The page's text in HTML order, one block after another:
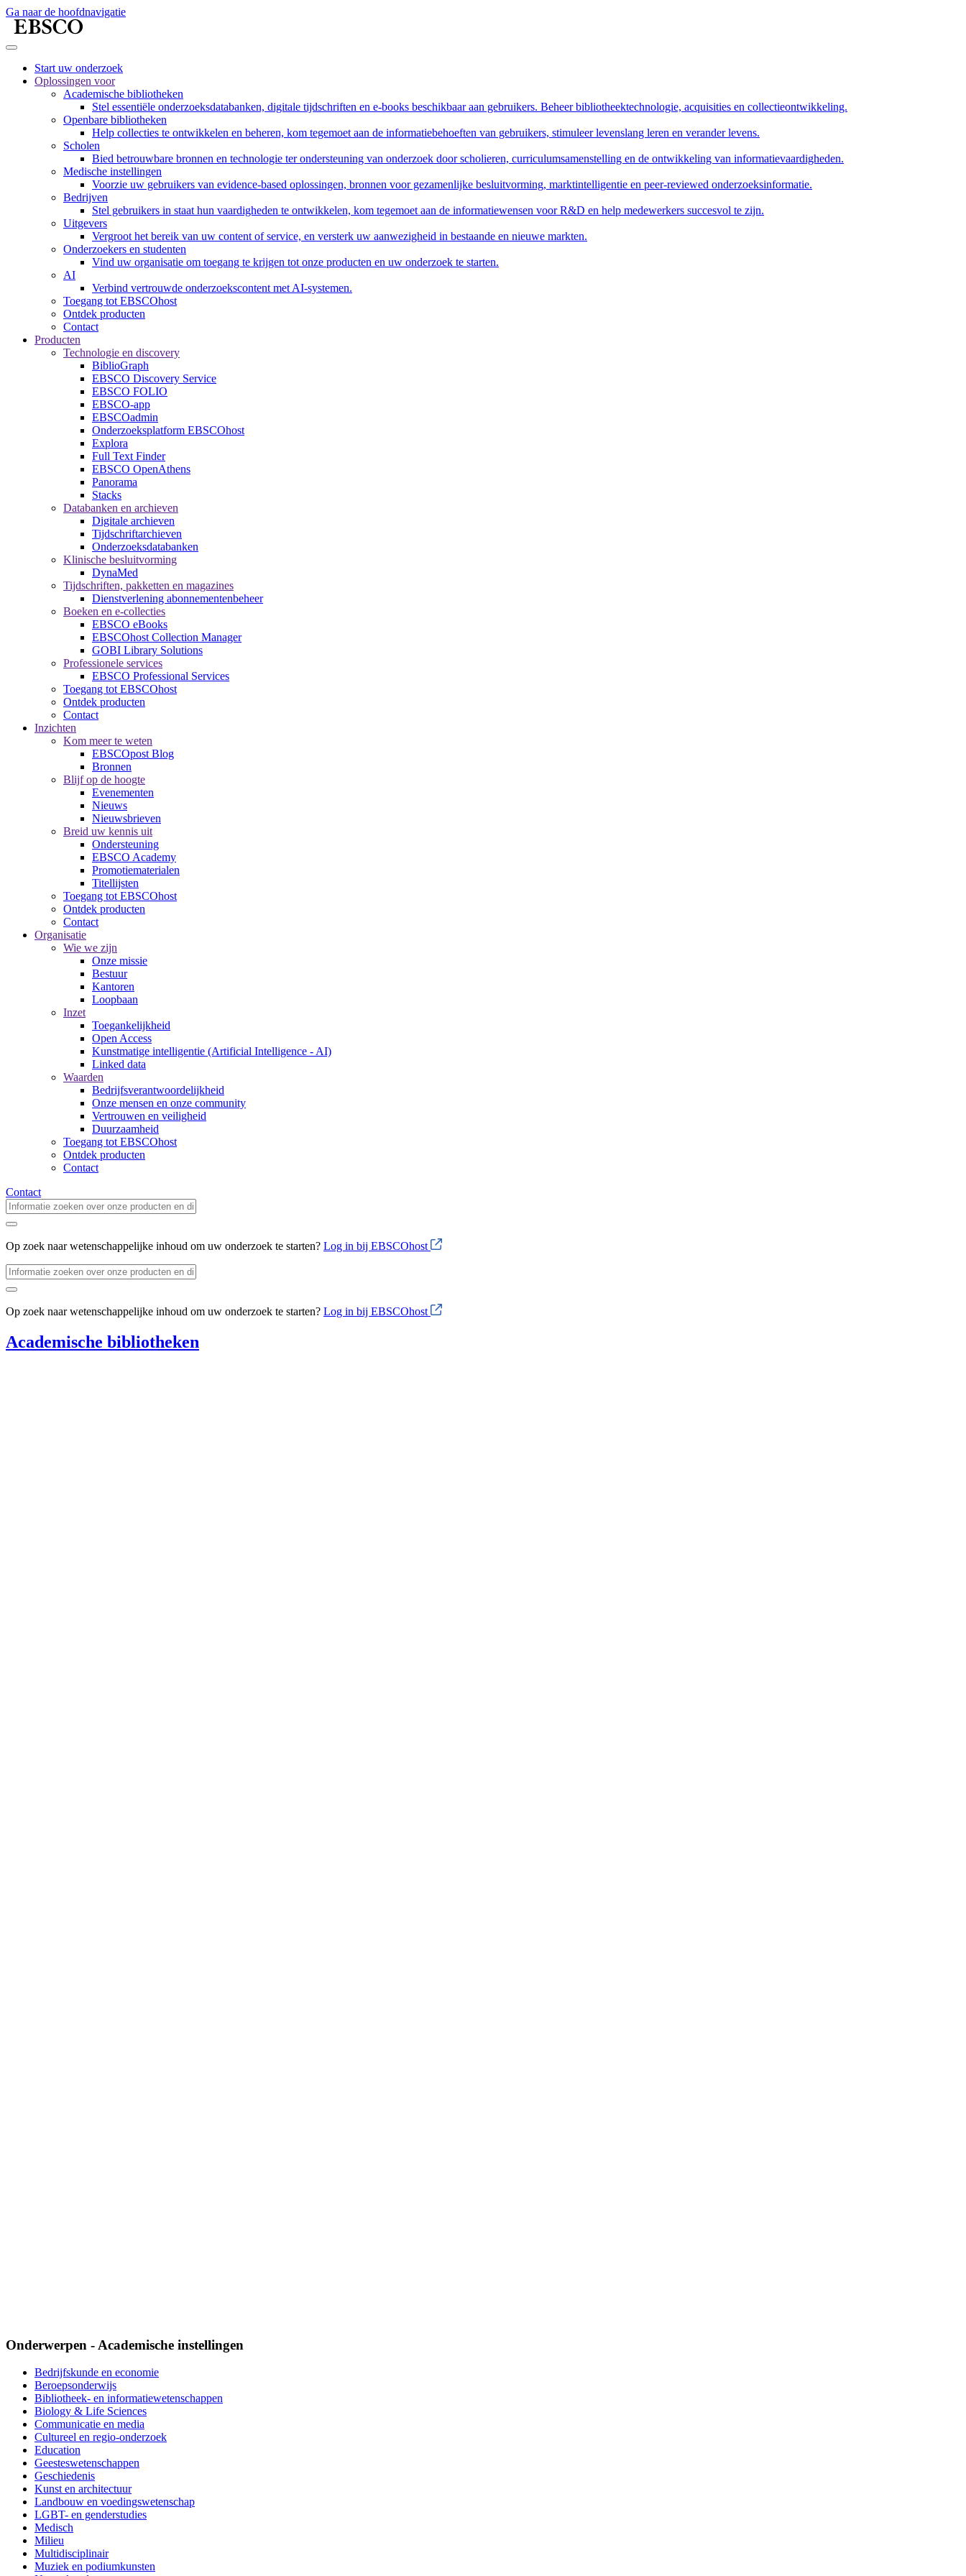
Ga naar de hoofdnavigatie
Start uw onderzoek
Oplossingen voor
Academische bibliotheken
Stel essentiële onderzoeksdatabanken, digitale tijdschriften en e-books beschikbaar aan gebruikers. Beheer bibliotheektechnologie, acquisities en collectieontwikkeling.
Openbare bibliotheken
Help collecties te ontwikkelen en beheren, kom tegemoet aan de informatiebehoeften van gebruikers, stimuleer levenslang leren en verander levens.
Scholen
Bied betrouwbare bronnen en technologie ter ondersteuning van onderzoek door scholieren, curriculumsamenstelling en de ontwikkeling van informatievaardigheden.
Medische instellingen
Voorzie uw gebruikers van evidence-based oplossingen, bronnen voor gezamenlijke besluitvorming, marktintelligentie en peer-reviewed onderzoeksinformatie.
Bedrijven
Stel gebruikers in staat hun vaardigheden te ontwikkelen, kom tegemoet aan de informatiewensen voor R&D en help medewerkers succesvol te zijn.
Uitgevers
Vergroot het bereik van uw content of service, en versterk uw aanwezigheid in bestaande en nieuwe markten.
Onderzoekers en studenten
Vind uw organisatie om toegang te krijgen tot onze producten en uw onderzoek te starten.
AI
Verbind vertrouwde onderzoekscontent met AI-systemen.
Toegang tot EBSCOhost
Ontdek producten
Contact
Producten
Technologie en discovery
BiblioGraph
EBSCO Discovery Service
EBSCO FOLIO
EBSCO-app
EBSCOadmin
Onderzoeksplatform EBSCOhost
Explora
Full Text Finder
EBSCO OpenAthens
Panorama
Stacks
Databanken en archieven
Digitale archieven
Tijdschriftarchieven
Onderzoeksdatabanken
Klinische besluitvorming
DynaMed
Tijdschriften, pakketten en magazines
Dienstverlening abonnementenbeheer
Boeken en e-collecties
EBSCO eBooks
EBSCOhost Collection Manager
GOBI Library Solutions
Professionele services
EBSCO Professional Services
Toegang tot EBSCOhost
Ontdek producten
Contact
Inzichten
Kom meer te weten
EBSCOpost Blog
Bronnen
Blijf op de hoogte
Evenementen
Nieuws
Nieuwsbrieven
Breid uw kennis uit
Ondersteuning
EBSCO Academy
Promotiematerialen
Titellijsten
Toegang tot EBSCOhost
Ontdek producten
Contact
Organisatie
Wie we zijn
Onze missie
Bestuur
Kantoren
Loopbaan
Inzet
Toegankelijkheid
Open Access
Kunstmatige intelligentie (Artificial Intelligence - AI)
Linked data
Waarden
Bedrijfsverantwoordelijkheid
Onze mensen en onze community
Vertrouwen en veiligheid
Duurzaamheid
Toegang tot EBSCOhost
Ontdek producten
Contact
Contact
Op zoek naar wetenschappelijke inhoud om uw onderzoek te starten? Log in bij EBSCOhost
Op zoek naar wetenschappelijke inhoud om uw onderzoek te starten? Log in bij EBSCOhost
Academische bibliotheken
Onderwerpen - Academische instellingen
Bedrijfskunde en economie
Beroepsonderwijs
Bibliotheek- en informatiewetenschappen
Biology & Life Sciences
Communicatie en media
Cultureel en regio-onderzoek
Education
Geesteswetenschappen
Geschiedenis
Kunst en architectuur
Landbouw en voedingswetenschap
LGBT- en genderstudies
Medisch
Milieu
Multidisciplinair
Muziek en podiumkunsten